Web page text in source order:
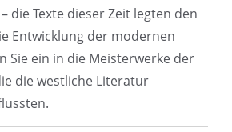
die Texte dieser Zeit legten den
Entwicklung der modernen
Sie ein in die Meisterwerke der
die westliche Literatur